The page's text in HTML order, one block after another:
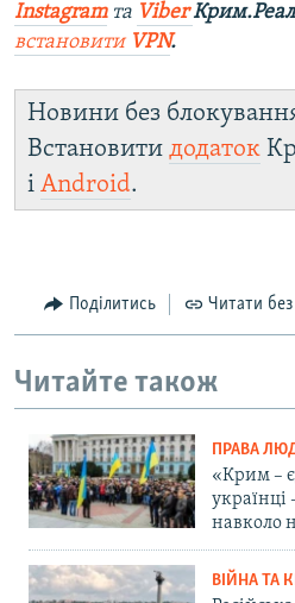
Instagramта Viber
встановити VPN.
Новини без
Встановити додаток
і Android.
Поділитись Читати
Читайте також
ПРАВА
«Крим –
українці
навколо
ВІЙНА ТА